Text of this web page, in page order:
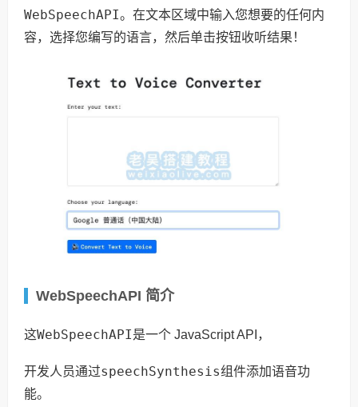
WebSpeechAPI。在文本区域中输入您想要的任何内
容，选择您编写的语言，然后单击按钮收听结果！
WebSpeechAPI 简介
这WebSpeechAPI是一个 JavaScript API，
开发人员通过speechSynthesis组件添加语音功
能。